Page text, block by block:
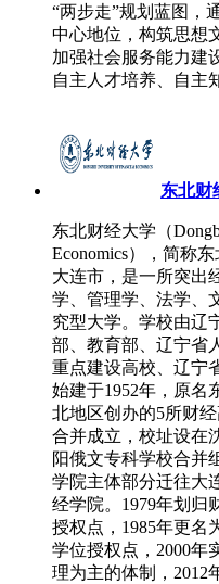
“两步走”规划蓝图，
中心地位，构筑思想
加强社会服务能力建
自主人才培养、自主
东北财
东北财经大学（
Economics），简称
大连市，是一所突出
学、管理学、法学、
究型大学。学校由辽
部、教育部、辽宁省
重点建设高校、辽宁
始建于1952年，原名
北地区创办的5所财
合并成立，校址设在
阳俄文专科学校合并
学院主体部分迁往大
经学院。1979年划归
授权点，1985年更名
学位授权点，2000年
理为主的体制，2012